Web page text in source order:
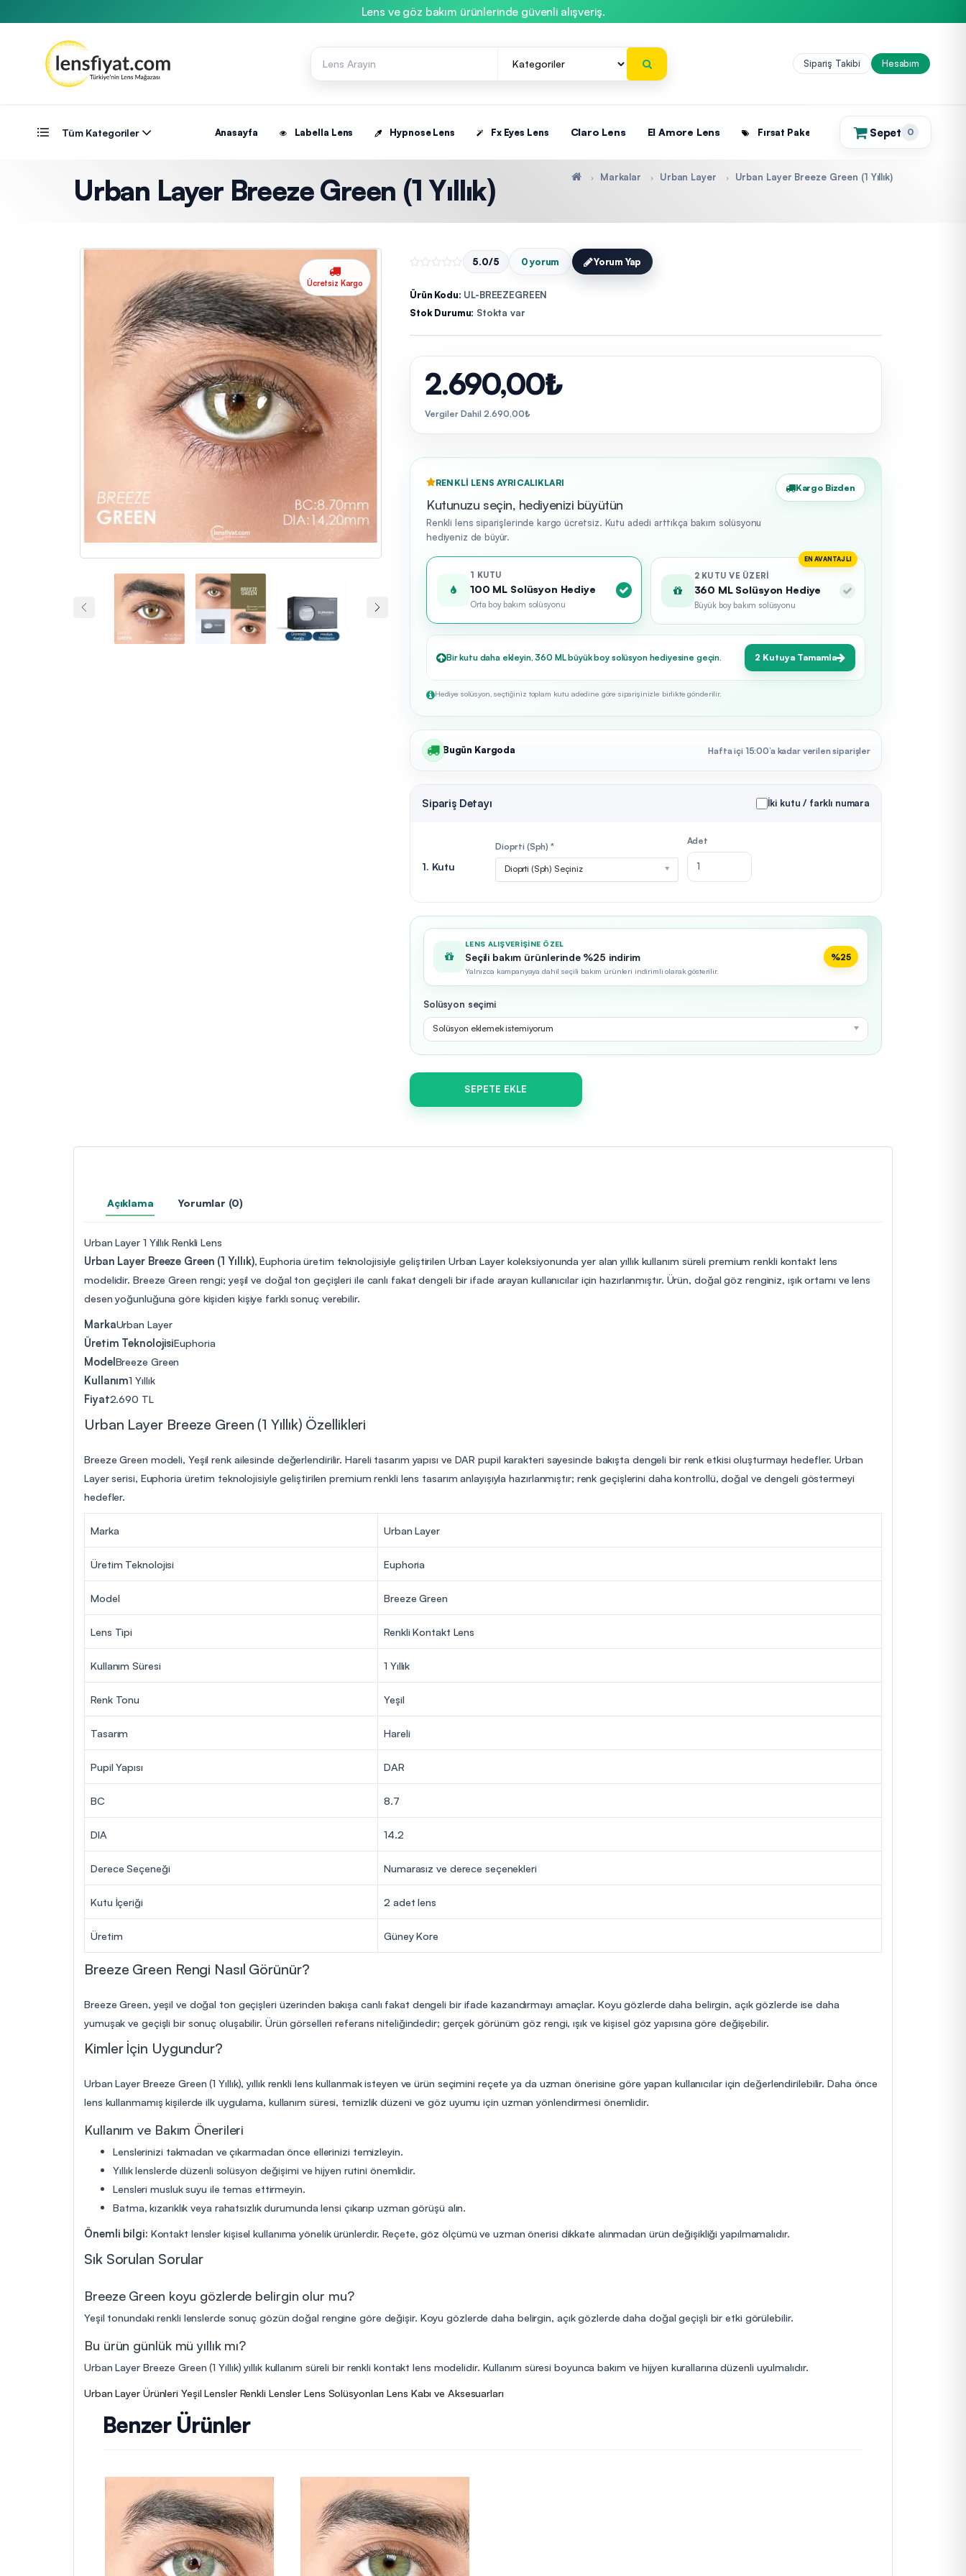
Lens ve göz bakım ürünlerinde güvenli alışveriş.
Sipariş Takibi Hesabım
Tüm Kategoriler Anasayfa Labella Lens Hypnose Lens Fx Eyes Lens Claro Lens El Amore Lens Fırsat Paketleri Sepet 0
(0)
Urban Layer Breeze Green (1 Yıllık) Markalar Urban Layer Urban Layer Breeze Green (1 Yıllık)
Ücretsiz Kargo
5.0/5 0 yorum Yorum Yap
Ürün Kodu: UL-BREEZEGREEN
Stok Durumu: Stokta var
2.690,00₺
Vergiler Dahil 2.690,00₺
RENKLI LENS AYRICALIKLARI
Kutunuzu seçin, hediyenizi büyütün
Renkli lens siparişlerinde kargo ücretsiz. Kutu adedi arttıkça bakım solüsyonu
hediyeniz de büyür.
Kargo Bizden
1 KUTU
100 ML Solüsyon Hediye
Orta boy bakım solüsyonu
EN AVANTAJLI
2 KUTU VE ÜZERI
360 ML Solüsyon Hediye
Büyük boy bakım solüsyonu
Bir kutu daha ekleyin, 360 ML büyük boy solüsyon hediyesine geçin. 2 Kutuya Tamamla
Hediye solüsyon, seçtiğiniz toplam kutu adedine göre siparişinizle birlikte gönderilir.
Bugün Kargoda Hafta içi 15:00’a kadar verilen siparişler
Sipariş Detayı İki kutu / farklı numara
1. Kutu
Dioprti (Sph) *
Dioprti (Sph) Seçiniz
Adet
LENS ALIŞVERIŞINE ÖZEL
Seçili bakım ürünlerinde %25 indirim
Yalnızca kampanyaya dahil seçili bakım ürünleri indirimli olarak gösterilir.
%25
Solüsyon seçimi
Solüsyon eklemek istemiyorum
SEPETE EKLE
Açıklama Yorumlar (0)
Urban Layer 1 Yıllık Renkli Lens
Urban Layer Breeze Green (1 Yıllık), Euphoria üretim teknolojisiyle geliştirilen Urban Layer koleksiyonunda yer alan yıllık kullanım süreli premium renkli kontakt lens
modelidir. Breeze Green rengi; yeşil ve doğal ton geçişleri ile canlı fakat dengeli bir ifade arayan kullanıcılar için hazırlanmıştır. Ürün, doğal göz renginiz, ışık ortamı ve lens
desen yoğunluğuna göre kişiden kişiye farklı sonuç verebilir.
MarkaUrban Layer
Üretim TeknolojisiEuphoria
ModelBreeze Green
Kullanım1 Yıllık
Fiyat2.690 TL
Urban Layer Breeze Green (1 Yıllık) Özellikleri
Breeze Green modeli, Yeşil renk ailesinde değerlendirilir. Hareli tasarım yapısı ve DAR pupil karakteri sayesinde bakışta dengeli bir renk etkisi oluşturmayı hedefler. Urban
Layer serisi, Euphoria üretim teknolojisiyle geliştirilen premium renkli lens tasarım anlayışıyla hazırlanmıştır; renk geçişlerini daha kontrollü, doğal ve dengeli göstermeyi
hedefler.
Marka Urban Layer
Üretim Teknolojisi Euphoria
Model Breeze Green
Lens Tipi Renkli Kontakt Lens
Kullanım Süresi 1 Yıllık
Renk Tonu Yeşil
Tasarım Hareli
Pupil Yapısı DAR
BC 8.7
DIA 14.2
Derece Seçeneği Numarasız ve derece seçenekleri
Kutu İçeriği 2 adet lens
Üretim Güney Kore
Breeze Green Rengi Nasıl Görünür?
Breeze Green, yeşil ve doğal ton geçişleri üzerinden bakışa canlı fakat dengeli bir ifade kazandırmayı amaçlar. Koyu gözlerde daha belirgin, açık gözlerde ise daha
yumuşak ve geçişli bir sonuç oluşabilir. Ürün görselleri referans niteliğindedir; gerçek görünüm göz rengi, ışık ve kişisel göz yapısına göre değişebilir.
Kimler İçin Uygundur?
Urban Layer Breeze Green (1 Yıllık), yıllık renkli lens kullanmak isteyen ve ürün seçimini reçete ya da uzman önerisine göre yapan kullanıcılar için değerlendirilebilir. Daha önce
lens kullanmamış kişilerde ilk uygulama, kullanım süresi, temizlik düzeni ve göz uyumu için uzman yönlendirmesi önemlidir.
Kullanım ve Bakım Önerileri
Lenslerinizi takmadan ve çıkarmadan önce ellerinizi temizleyin.
Yıllık lenslerde düzenli solüsyon değişimi ve hijyen rutini önemlidir.
Lensleri musluk suyu ile temas ettirmeyin.
Batma, kızarıklık veya rahatsızlık durumunda lensi çıkarıp uzman görüşü alın.
Önemli bilgi: Kontakt lensler kişisel kullanıma yönelik ürünlerdir. Reçete, göz ölçümü ve uzman önerisi dikkate alınmadan ürün değişikliği yapılmamalıdır.
Sık Sorulan Sorular
Breeze Green koyu gözlerde belirgin olur mu?
Yeşil tonundaki renkli lenslerde sonuç gözün doğal rengine göre değişir. Koyu gözlerde daha belirgin, açık gözlerde daha doğal geçişli bir etki görülebilir.
Bu ürün günlük mü yıllık mı?
Urban Layer Breeze Green (1 Yıllık) yıllık kullanım süreli bir renkli kontakt lens modelidir. Kullanım süresi boyunca bakım ve hijyen kurallarına düzenli uyulmalıdır.
Urban Layer Ürünleri Yeşil Lensler Renkli Lensler Lens Solüsyonları Lens Kabı ve Aksesuarları
Benzer Ürünler